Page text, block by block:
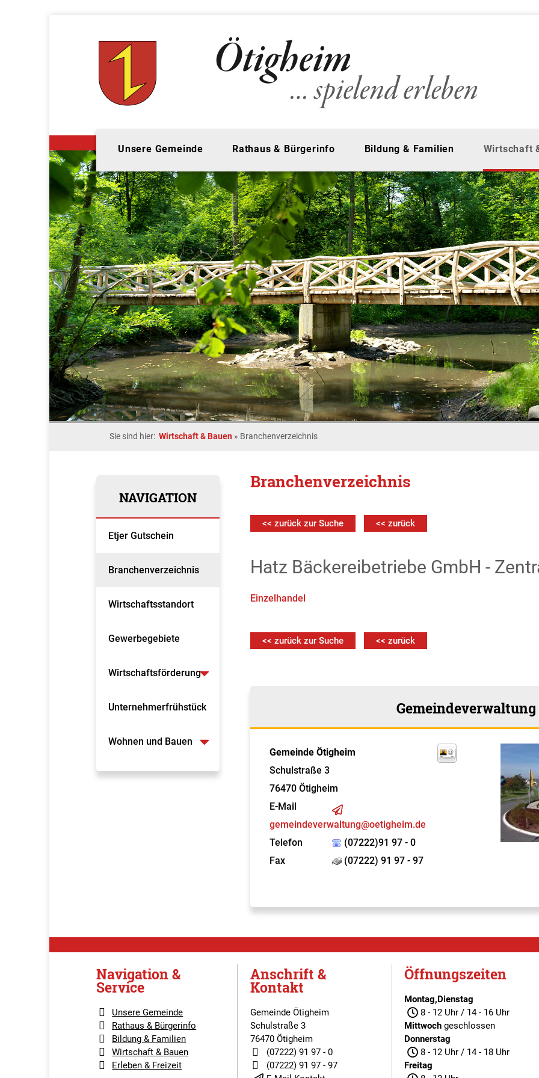
Unsere Gemeinde Rathaus & Bürgerinfo Bildung & Familien Wirtschaft
Sie sind hier: Wirtschaft & Bauen » Branchenverzeichnis
NAVIGATION
Etjer Gutschein
Branchenverzeichnis
Wirtschaftsstandort
Gewerbegebiete
Wirtschaftsförderung
Unternehmerfrühstück
Wohnen und Bauen
Branchenverzeichnis
<< zurück zur Suche << zurück
Hatz Bäckereibetriebe GmbH -
Einzelhandel
<< zurück zur Suche << zurück
Gemeindeverwaltung
Gemeinde Ötigheim
Schulstraße 3
76470 Ötigheim
E-Mail
gemeindeverwaltung@oetigheim.de
Telefon
(07222)91 97 - 0
Fax
(07222) 91 97 - 97
Navigation &
Service
Unsere Gemeinde
Rathaus & Bürgerinfo
Bildung & Familien
Wirtschaft & Bauen
Erleben & Freizeit
Anschrift &
Kontakt
Gemeinde Ötigheim
Schulstraße 3
76470 Ötigheim
(07222) 91 97 - 0
(07222) 91 97 - 97
Öffnungszeiten
Montag,Dienstag
8 - 12 Uhr / 14 - 16 Uhr
Mittwoch geschlossen
Donnerstag
8 - 12 Uhr / 14 - 18 Uhr
Freitag